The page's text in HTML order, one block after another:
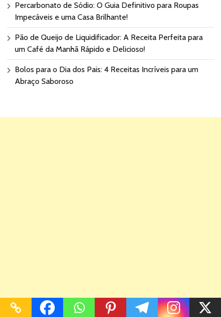
Percarbonato de Sódio: O Guia Definitivo para Roupas
Impecáveis e uma Casa Brilhante!
Pão de Queijo de Liquidificador: A Receita Perfeita para
um Café da Manhã Rápido e Delicioso!
Bolos para o Dia dos Pais: 4 Receitas Incríveis para um
Abraço Saboroso